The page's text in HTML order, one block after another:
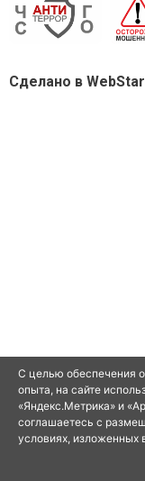
Сделано в
С целью обеспечения
опыта, на сайте
«Яндекс.Метрика» и
соглашаетесь с
условиях, изложенных